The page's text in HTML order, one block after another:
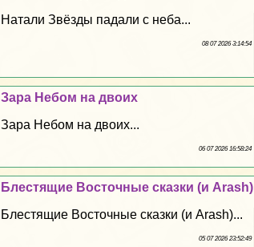
Натали Звёзды падали с неба...
08 07 2026 3:14:54
Зара Небом на двоих
Зара Небом на двоих...
06 07 2026 16:58:24
Блестящие Восточные сказки (и Arash)
Блестящие Восточные сказки (и Arash)...
05 07 2026 23:52:49